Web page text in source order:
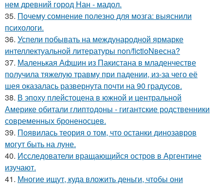
нем древний город Нан - мадол.
35. Почему сомнение полезно для мозга: выяснили
психологи.
36. Успели побывать на международной ярмарке
интеллектуальной литературы non/fictioNвесна?
37. Маленькая Афшин из Пакистана в младенчестве
получила тяжелую травму при падении, из-за чего её
шея оказалась развернута почти на 90 градусов.
38. В эпоху плейстоцена в южной и центральной
Америке обитали глиптодоны - гигантские родственники
современных броненосцев.
39. Появилась теория о том, что останки динозавров
могут быть на луне.
40. Исследователи вращающийся остров в Аргентине
изучают.
41. Многие ищут, куда вложить деньги, чтобы они